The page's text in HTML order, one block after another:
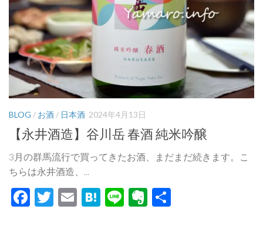
BLOG / お酒 / 日本酒 2024年4月13日
【永井酒造】谷川岳 春酒 純米吟醸
3月の群馬流行で買ってきたお酒、まだまだ続きます。こ
ちらは永井酒造、...
Facebook
Twitter
EmailHatena
LineEvernote